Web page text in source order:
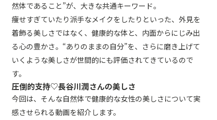
然体であること”が、大きな共通キーワード。
痩せすぎていたり派手なメイクをしたりといった、外見を
着飾る美しさではなく、健康的な体と、内面からにじみ出
る心の豊かさ。“ありのままの自分”を、さらに磨き上げて
いくような美しさが世間的にも評価されてきているので
す。
圧倒的支持♡長谷川潤さんの美しさ
今回は、そんな自然体で健康的な女性の美しさについて実
感させられる動画を紹介します。